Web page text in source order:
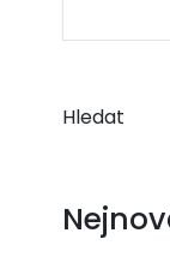
Hledat